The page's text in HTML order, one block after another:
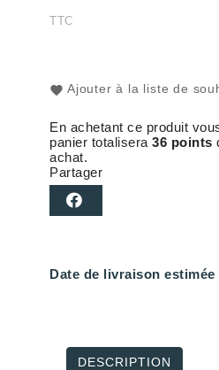
TTC
Ajouter à la liste de
En achetant ce produit
panier totalisera 36 points
achat.
Partager
Date de livraison estimée
DESCRIPTION